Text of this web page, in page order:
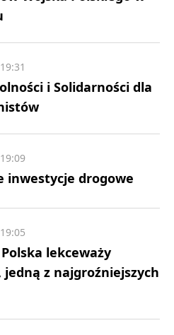
i Solidarności dla
inwestycje drogowe
lekceważy
jedną z najgroźniejszych